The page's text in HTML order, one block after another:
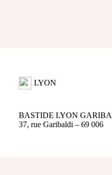
LYON
BASTIDE LYON
37, rue Garibaldi – 69 006